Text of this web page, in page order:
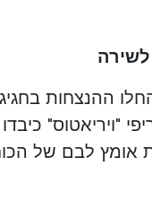
לשירה
באפריל החלו
ה -14. בצריפי
אומץ לבם של